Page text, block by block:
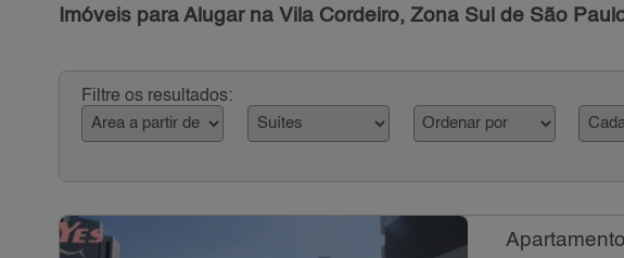
Imóveis para Alugar na Vila Cordeiro, Zona Sul de São
Filtre os resultados: